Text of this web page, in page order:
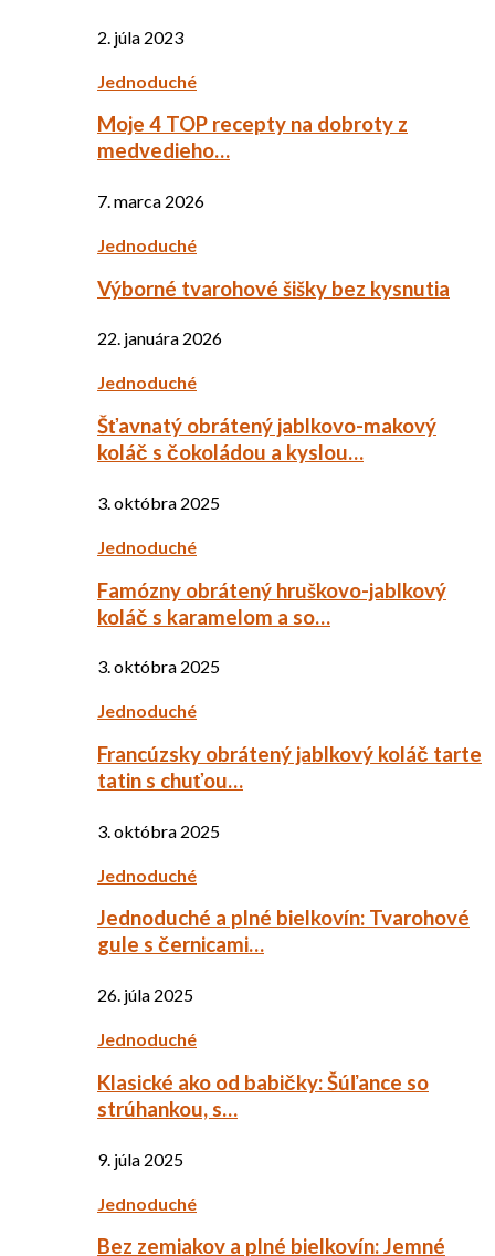
2. júla 2023
Jednoduché
Moje 4 TOP recepty na dobroty z
medvedieho…
7. marca 2026
Jednoduché
Výborné tvarohové šišky bez kysnutia
22. januára 2026
Jednoduché
Šťavnatý obrátený jablkovo-makový
koláč s čokoládou a kyslou…
3. októbra 2025
Jednoduché
Famózny obrátený hruškovo-jablkový
koláč s karamelom a so…
3. októbra 2025
Jednoduché
Francúzsky obrátený jablkový koláč tarte
tatin s chuťou…
3. októbra 2025
Jednoduché
Jednoduché a plné bielkovín: Tvarohové
gule s černicami…
26. júla 2025
Jednoduché
Klasické ako od babičky: Šúľance so
strúhankou, s…
9. júla 2025
Jednoduché
Bez zemiakov a plné bielkovín: Jemné